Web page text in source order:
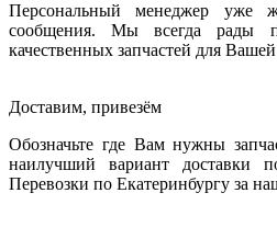
Персональный менеджер уже
сообщения. Мы всегда рады
качественных запчастей для
Доставим, привезём
Обозначьте где Вам нужны
наилучший вариант доставки
Перевозки по Екатеринбургу за